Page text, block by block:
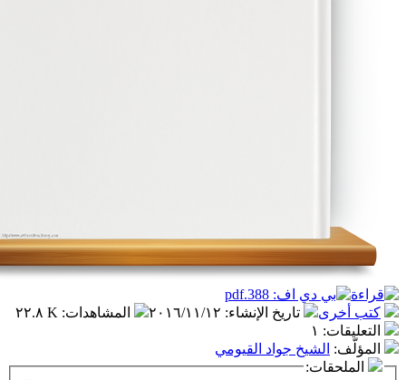
تاريخ الإنشاء:٢٠١٦/١١/١٢ المشاهدات:٢٢.٨ K
١
جواد القيومي